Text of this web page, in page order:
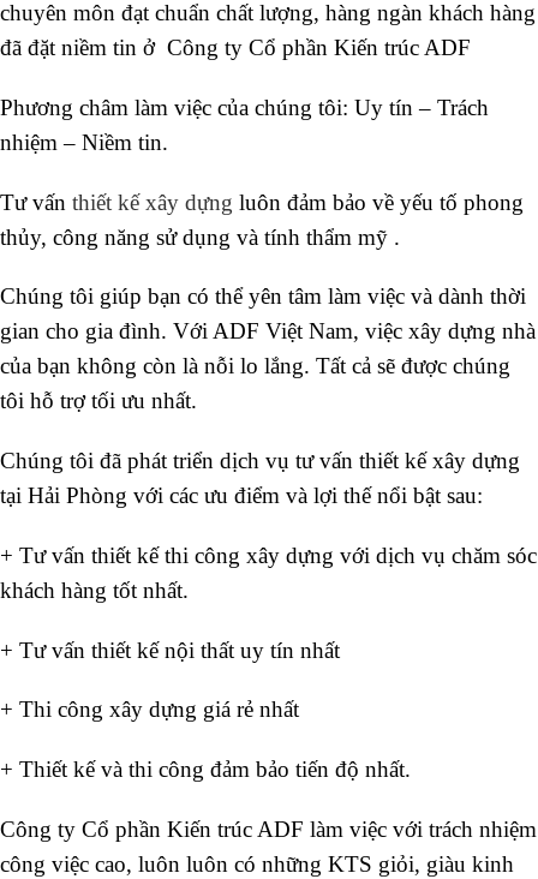
chuyên môn đạt chuẩn chất lượng, hàng ngàn khách hàng
đã đặt niềm tin ở Công ty Cổ phần Kiến trúc ADF
Phương châm làm việc của chúng tôi: Uy tín – Trách
nhiệm – Niềm tin.
Tư vấn thiết kế xây dựng luôn đảm bảo về yếu tố phong
thủy, công năng sử dụng và tính thẩm mỹ .
Chúng tôi giúp bạn có thể yên tâm làm việc và dành thời
gian cho gia đình. Với ADF Việt Nam, việc xây dựng nhà
của bạn không còn là nỗi lo lắng. Tất cả sẽ được chúng
tôi hỗ trợ tối ưu nhất.
Chúng tôi đã phát triển dịch vụ tư vấn thiết kế xây dựng
tại Hải Phòng với các ưu điểm và lợi thế nổi bật sau:
+ Tư vấn thiết kế thi công xây dựng với dịch vụ chăm sóc
khách hàng tốt nhất.
+ Tư vấn thiết kế nội thất uy tín nhất
+ Thi công xây dựng giá rẻ nhất
+ Thiết kế và thi công đảm bảo tiến độ nhất.
Công ty Cổ phần Kiến trúc ADF làm việc với trách nhiệm
công việc cao, luôn luôn có những KTS giỏi, giàu kinh